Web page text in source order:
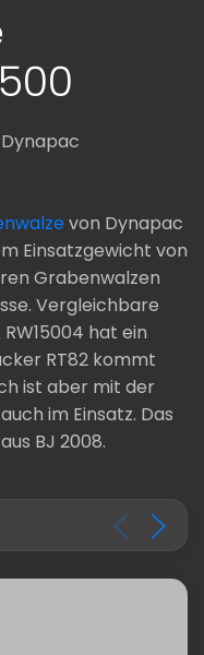
von Dynapac
Einsatzgewicht von
Grabenwalzen
Vergleichbare
hat ein
RT82 kommt
ist aber mit der
im Einsatz. Das
BJ 2008.